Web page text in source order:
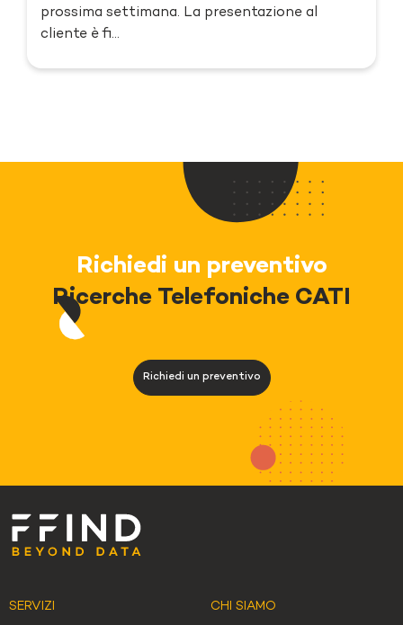
prossima settimana. La presentazione al
cliente è fi...
Richiedi un preventivo
Ricerche Telefoniche CATI
Richiedi un preventivo
SERVIZI
CHI SIAMO